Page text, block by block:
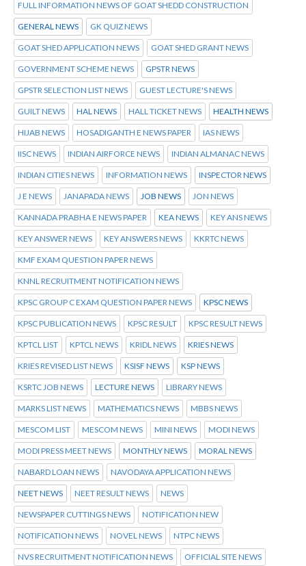
FULL INFORMATION NEWS OF GOAT SHEDD CONSTRUCTION
GENERAL NEWS GK QUIZ NEWS
GOAT SHED APPLICATION NEWS GOAT SHED GRANT NEWS
GOVERNMENT SCHEME NEWS GPSTR NEWS
GPSTR SELECTION LIST NEWS GUEST LECTURE'S NEWS
GUILT NEWS HAL NEWS HALL TICKET NEWS HEALTH NEWS
HIJAB NEWS HOSADIGANTH E NEWS PAPER IAS NEWS
IISC NEWS INDIAN AIRFORCE NEWS INDIAN ALMANAC NEWS
INDIAN CITIES NEWS INFORMATION NEWS INSPECTOR NEWS
J E NEWS JANAPADA NEWS JOB NEWS JON NEWS
KANNADA PRABHA E NEWS PAPER KEA NEWS KEY ANS NEWS
KEY ANSWER NEWS KEY ANSWERS NEWS KKRTC NEWS
KMF EXAM QUESTION PAPER NEWS
KNNL RECRUITMENT NOTIFICATION NEWS
KPSC GROUP C EXAM QUESTION PAPER NEWS KPSC NEWS
KPSC PUBLICATION NEWS KPSC RESULT KPSC RESULT NEWS
KPTCL LIST KPTCL NEWS KRIDL NEWS KRIES NEWS
KRIES REVISED LIST NEWS KSISF NEWS KSP NEWS
KSRTC JOB NEWS LECTURE NEWS LIBRARY NEWS
MARKS LIST NEWS MATHEMATICS NEWS MBBS NEWS
MESCOM LIST MESCOM NEWS MINI NEWS MODI NEWS
MODI PRESS MEET NEWS MONTHLY NEWS MORAL NEWS
NABARD LOAN NEWS NAVODAYA APPLICATION NEWS
NEET NEWS NEET RESULT NEWS NEWS
NEWSPAPER CUTTINGS NEWS NOTIFICATION NEW
NOTIFICATION NEWS NOVEL NEWS NTPC NEWS
NVS RECRUITMENT NOTIFICATION NEWS OFFICIAL SITE NEWS